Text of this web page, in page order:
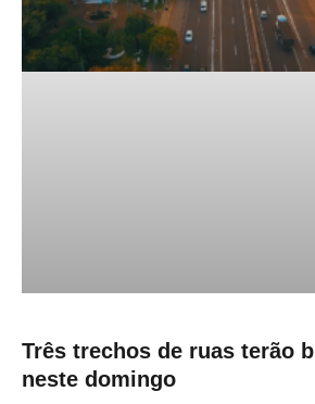
Três trechos de ruas terão
neste domingo